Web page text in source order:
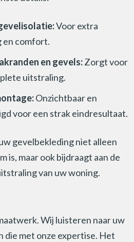
Voor extra
en comfort.
en gevels:Zorgt voor
uitstraling.
Onzichtbaar en
voor een strak eindresultaat.
gevelbekleding niet alleen
is, maar ook bijdraagt aan de
van uw woning.
Wij luisteren naar uw
die met onze expertise. Het